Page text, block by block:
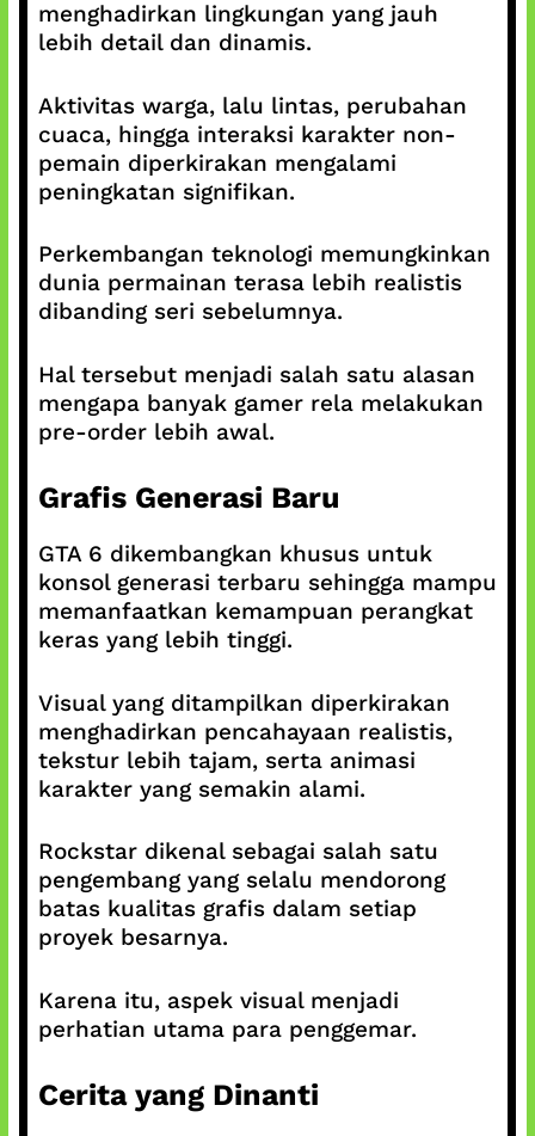
menghadirkan lingkungan yang jauh
lebih detail dan dinamis.
Aktivitas warga, lalu lintas, perubahan
cuaca, hingga interaksi karakter non-
pemain diperkirakan mengalami
peningkatan signifikan.
Perkembangan teknologi memungkinkan
dunia permainan terasa lebih realistis
dibanding seri sebelumnya.
Hal tersebut menjadi salah satu alasan
mengapa banyak gamer rela melakukan
pre-order lebih awal.
Grafis Generasi Baru
GTA 6 dikembangkan khusus untuk
konsol generasi terbaru sehingga mampu
memanfaatkan kemampuan perangkat
keras yang lebih tinggi.
Visual yang ditampilkan diperkirakan
menghadirkan pencahayaan realistis,
tekstur lebih tajam, serta animasi
karakter yang semakin alami.
Rockstar dikenal sebagai salah satu
pengembang yang selalu mendorong
batas kualitas grafis dalam setiap
proyek besarnya.
Karena itu, aspek visual menjadi
perhatian utama para penggemar.
Cerita yang Dinanti